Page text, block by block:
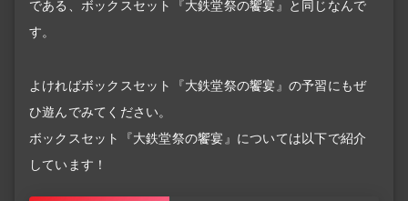
である、ボックスセット『大鉄堂祭の饗宴』と同じなんで
す。
よければボックスセット『大鉄堂祭の饗宴』の予習にもぜ
ひ遊んでみてください。
ボックスセット『大鉄堂祭の饗宴』については以下で紹介
しています！